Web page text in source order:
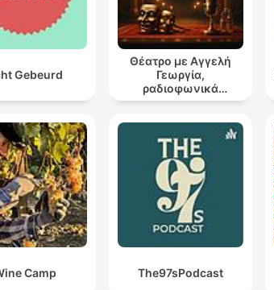
Gebeurd
Θέατρο με Αγγελή
Γεωργία,
ραδιοφωνικά
θεατρικά έργα
Camp The97sPodcast